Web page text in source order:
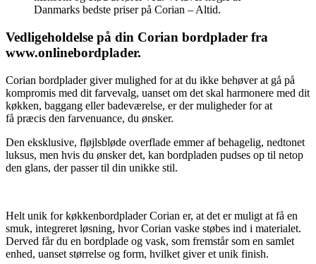
Danmarks bedste priser på Corian – Altid.
Vedligeholdelse på din Corian bordplader fra
www.onlinebordplader.
Corian bordplader giver mulighed for at du ikke behøver at gå på
kompromis med dit farvevalg, uanset om det skal harmonere med dit
køkken, baggang eller badeværelse, er der muligheder for at
få præcis den farvenuance, du ønsker.
Den eksklusive, fløjlsbløde overflade emmer af behagelig, nedtonet
luksus, men hvis du ønsker det, kan bordpladen pudses op til netop
den glans, der passer til din unikke stil.
Helt unik for køkkenbordplader Corian er, at det er muligt at få en
smuk, integreret løsning, hvor Corian vaske støbes ind i materialet.
Derved får du en bordplade og vask, som fremstår som en samlet
enhed, uanset størrelse og form, hvilket giver et unik finish.